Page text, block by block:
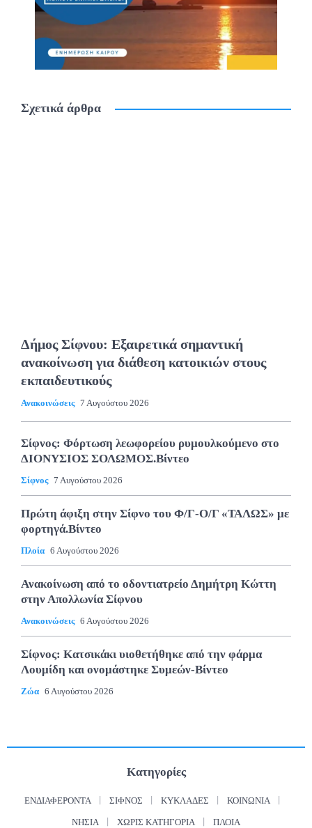
Σχετικά άρθρα
Δήμος Σίφνου: Εξαιρετικά σημαντική
ανακοίνωση για διάθεση κατοικιών στους
εκπαιδευτικούς
Ανακοινώσεις 7 Αυγούστου 2026
Σίφνος: Φόρτωση λεωφορείου ρυμουλκούμενο στο
ΔΙΟΝΥΣΙΟΣ ΣΟΛΩΜΟΣ.Βίντεο
Σίφνος 7 Αυγούστου 2026
Πρώτη άφιξη στην Σίφνο του Φ/Γ-Ο/Γ «ΤΑΛΩΣ» με
φορτηγά.Βίντεο
Πλοία 6 Αυγούστου 2026
Ανακοίνωση από το οδοντιατρείο Δημήτρη Κώττη
στην Απολλωνία Σίφνου
Ανακοινώσεις 6 Αυγούστου 2026
Σίφνος: Κατσικάκι υιοθετήθηκε από την φάρμα
Λουμίδη και ονομάστηκε Συμεών-Βίντεο
Ζώα 6 Αυγούστου 2026
Κατηγορίες
ΕΝΔΙΑΦΈΡΟΝΤΑ ΣΊΦΝΟΣ ΚΥΚΛΆΔΕΣ ΚΟΙΝΩΝΊΑ
ΝΗΣΙΆ ΧΩΡΊΣ ΚΑΤΗΓΟΡΊΑ ΠΛΟΊΑ